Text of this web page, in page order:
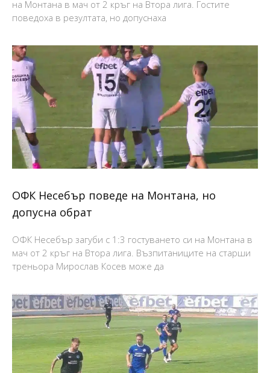
на Монтана в мач от 2 кръг на Втора лига. Гостите
поведоха в резултата, но допуснаха
ОФК Несебър поведе на Монтана, но
допусна обрат
ОФК Несебър загуби с 1:3 гостуването си на Монтана в
мач от 2 кръг на Втора лига. Възпитаниците на старши
треньора Мирослав Косев може да